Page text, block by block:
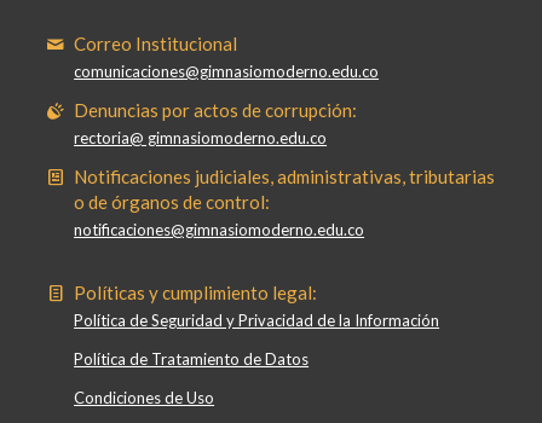
Correo Institucional
comunicaciones@gimnasiomoderno.edu.co
Denuncias por actos de corrupción:
rectoria@ gimnasiomoderno.edu.co
Notificaciones judiciales, administrativas, tributarias
o de órganos de control:
notificaciones@gimnasiomoderno.edu.co
Políticas y cumplimiento legal:
Política de Seguridad y Privacidad de la Información
Política de Tratamiento de Datos
Condiciones de Uso